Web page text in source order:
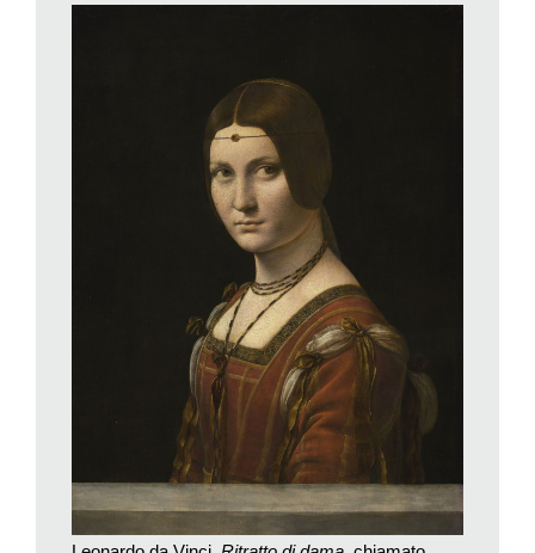
sempre più sfumati e velature infinite. Nel giugno del 2009 il
Centre de Recherche et de Restauration des Musées de
France rileva con questa tecnica che nel
il braccio destro «è stato oggetto di numerose perplessità» e
per l’iride, la bocca, il gomito e le dita non sempre il disegno è
«stato eseguito con precisione».
Leonardo pittura essenzialmente su tavola. All’inizio preparata
con una base di gesso lisciato con il palmo della mano. Poi,
verso il 1485-1490, con un pigmento a base di bianco di
piombo. Su questa base trasferisce dal cartone alla tavola il
disegno – dopo aver bucherellato i contorni della figura – con la
polvere di grafite. Sul bianco di piombo, la biacca, colora con il
verdaccio, il giallorino, che a volte usa come imprimitura, il
cinabro e soprattutto l’asfalto. I pigmenti sono legati con olio di
noce o di lino. Il famoso sfumato è ottenuto per addizione sui
toni medi con colori trasparenti che permettono di aggiustare la
tonalità e la dissolvenza del colore. Per Vasari lo sfumato di